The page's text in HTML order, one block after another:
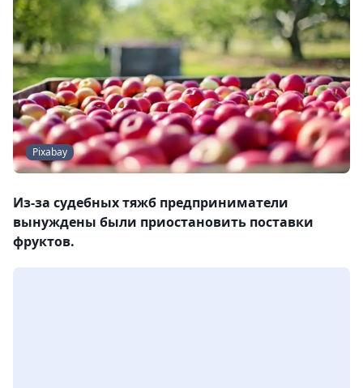
Pixabay
Из-за судебных тяжб предприниматели
вынуждены были приостановить поставки
фруктов.